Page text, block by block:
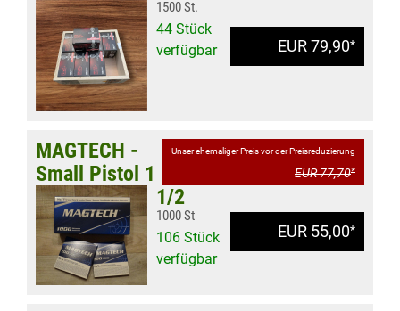
EUR 79,90*
1500 St.
44 Stück
verfügbar
Unser ehemaliger Preis vor der Preisreduzierung
EUR 77,70*
EUR 55,00*
MAGTECH -
Small Pistol 1
1/2
1000 St
106 Stück
verfügbar